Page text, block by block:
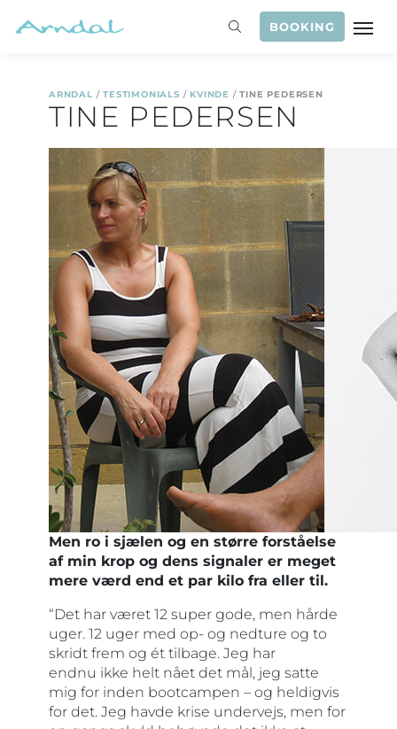
BOOKING
ARNDAL /TESTIMONIALS / KVINDE /TINE PEDERSEN
TINE PEDERSEN
Men ro i sjælen og en større forståelse
af min krop og dens signaler er meget
mere værd end et par kilo fra eller til.
“Det har været 12 super gode, men hårde
uger. 12 uger med op- og nedture og to
skridt frem og ét tilbage. Jeg har
endnu ikke helt nået det mål, jeg satte
mig for inden bootcampen – og heldigvis
for det. Jeg havde krise undervejs, men for